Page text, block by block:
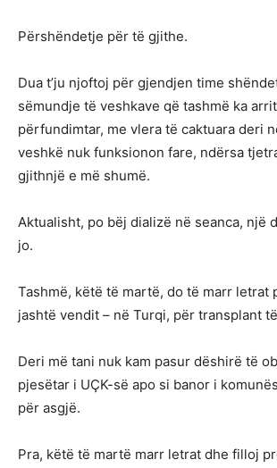
Përshëndetje për të gjithe.
Dua t’ju njoftoj për gjendjen time
sëmundje të veshkave që tashmë ka
përfundimtar, me vlera të caktuara deri
veshkë nuk funksionon fare, ndërsa
gjithnjë e më shumë.
Aktualisht, po bëj dializë në seanca, një
jo.
Tashmë, këtë të martë, do të marr letrat
jashtë vendit – në Turqi, për transplant
Deri më tani nuk kam pasur dëshirë të
pjesëtar i UÇK-së apo si banor i
për asgjë.
Pra, këtë të martë marr letrat dhe filloj